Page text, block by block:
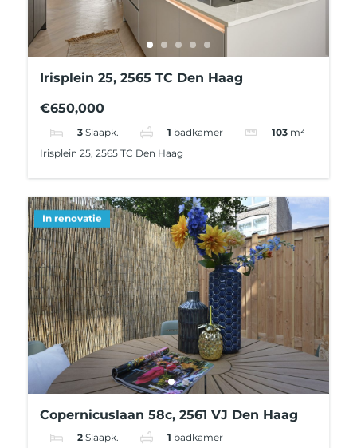
Irisplein 25, 2565 TC Den Haag
€650,000
3 Slaapk. 1 badkamer 103 m²
Irisplein 25, 2565 TC Den Haag
In renovatie
Copernicuslaan 58c, 2561 VJ Den Haag
2 Slaapk. 1 badkamer